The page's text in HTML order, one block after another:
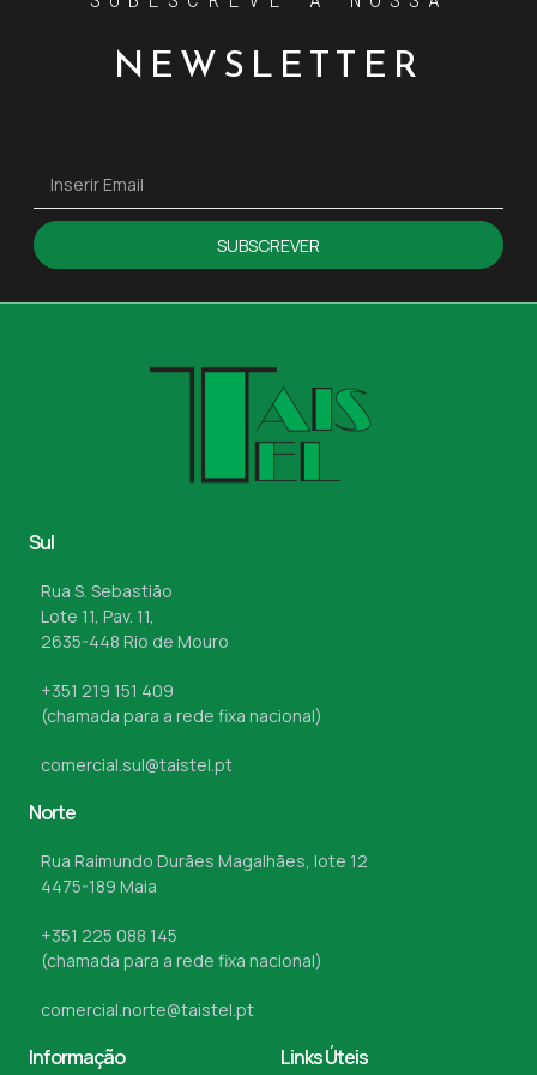
NEWSLETTER
SUBSCREVER
Sul
Rua S. Sebastião
Lote 11, Pav. 11,
2635-448 Rio de Mouro
+351 219 151 409
(chamada para a rede fixa nacional)
comercial.sul@taistel.pt
Norte
Rua Raimundo Durães Magalhães, lote 12
4475-189 Maia
+351 225 088 145
(chamada para a rede fixa nacional)
comercial.norte@taistel.pt
Informação Links Úteis